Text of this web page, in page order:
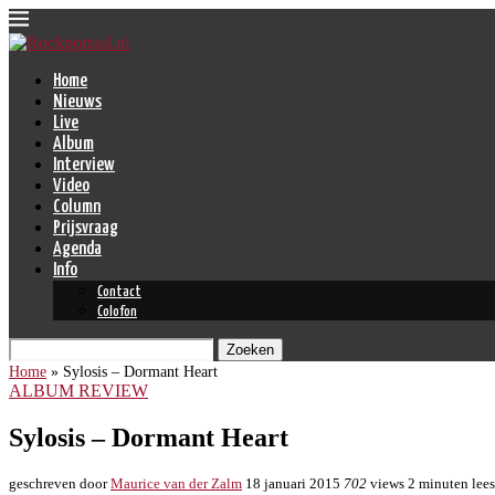
Home
Nieuws
Live
Album
Interview
Video
Column
Prijsvraag
Agenda
Info
Contact
Colofon
Zoeken
Home » Sylosis – Dormant Heart
ALBUM REVIEW
Sylosis – Dormant Heart
geschreven doorMaurice van der Zalm 18 januari 2015 702 views 2 minuten